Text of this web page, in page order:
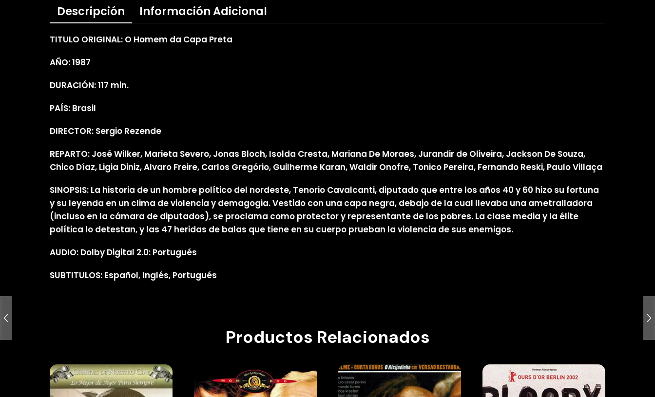
Descripción Información Adicional
TITULO ORIGINAL: O Homem da Capa Preta
AÑO: 1987
DURACIÓN: 117 min.
PAÍS: Brasil
DIRECTOR: Sergio Rezende
REPARTO: José Wilker, Marieta Severo, Jonas Bloch, Isolda Cresta, Mariana De Moraes, Jurandir de Oliveira, Jackson De Souza,
Chico Díaz, Ligia Diniz, Alvaro Freire, Carlos Gregório, Guilherme Karan, Waldir Onofre, Tonico Pereira, Fernando Reski, Paulo Villaça
SINOPSIS: La historia de un hombre político del nordeste, Tenorio Cavalcanti, diputado que entre los años 40 y 60 hizo su fortuna
y su leyenda en un clima de violencia y demagogia. Vestido con una capa negra, debajo de la cual llevaba una ametralladora
(incluso en la cámara de diputados), se proclama como protector y representante de los pobres. La clase media y la élite
política lo detestan, y las 47 heridas de balas que tiene en su cuerpo prueban la violencia de sus enemigos.
AUDIO: Dolby Digital 2.0: Portugués
SUBTITULOS: Español, Inglés, Portugués
Productos Relacionados